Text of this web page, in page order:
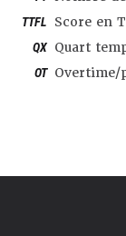
TTFL Score en
QX Quart
OT